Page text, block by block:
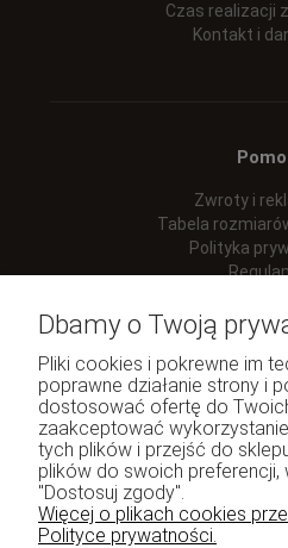
Czas realizacji
Kontakt i
Zwroty i
Tabela
Polityka
Moje
Twoje
Program
Ustawienia
Dbamy o Twoją
Pliki cookies i pokrewne im
poprawne działanie strony i
dostosować ofertę do
zaakceptować
tych plików i przejść do
plików do swoich preferencji,
"Dostosuj zgody".
Więcej o plikach cookies
Polityce prywatności.